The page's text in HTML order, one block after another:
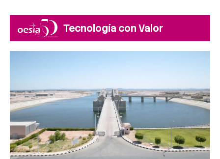
Tecnología con Valor